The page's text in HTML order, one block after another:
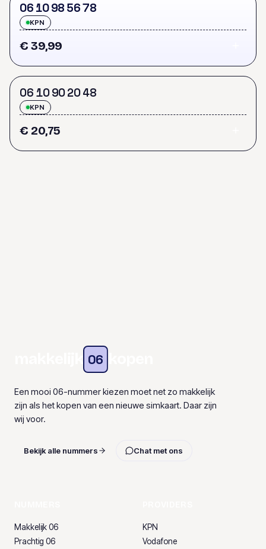
06 1098 5678
KPN
€ 39,99
06 10902048
KPN
€ 20,75
06
Een mooi 06-nummer kiezen moet net zo makkelijk
zijn als het kopen van een nieuwe simkaart. Daar zijn
wij voor.
Bekijk alle nummers Chat met ons
Makkelijk 06
Prachtig 06
KPN
Vodafone